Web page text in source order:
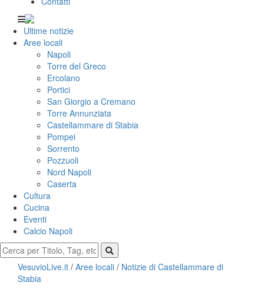
Ultime notizie
Aree locali
Napoli
Torre del Greco
Ercolano
Portici
San Giorgio a Cremano
Torre Annunziata
Castellammare di Stabia
Pompei
Sorrento
Pozzuoli
Nord Napoli
Caserta
Cultura
Cucina
Eventi
Calcio Napoli
VesuvioLive.it / Aree locali / Notizie di Castellammare di
Stabia